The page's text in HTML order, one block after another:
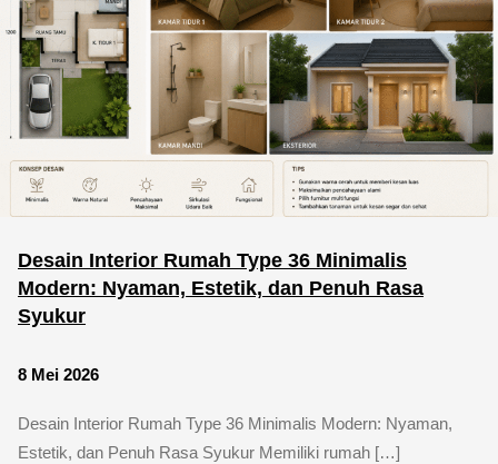
Desain Interior Rumah Type 36 Minimalis
Modern: Nyaman, Estetik, dan Penuh Rasa
Syukur
8 Mei 2026
Desain Interior Rumah Type 36 Minimalis Modern: Nyaman,
Estetik, dan Penuh Rasa Syukur Memiliki rumah […]